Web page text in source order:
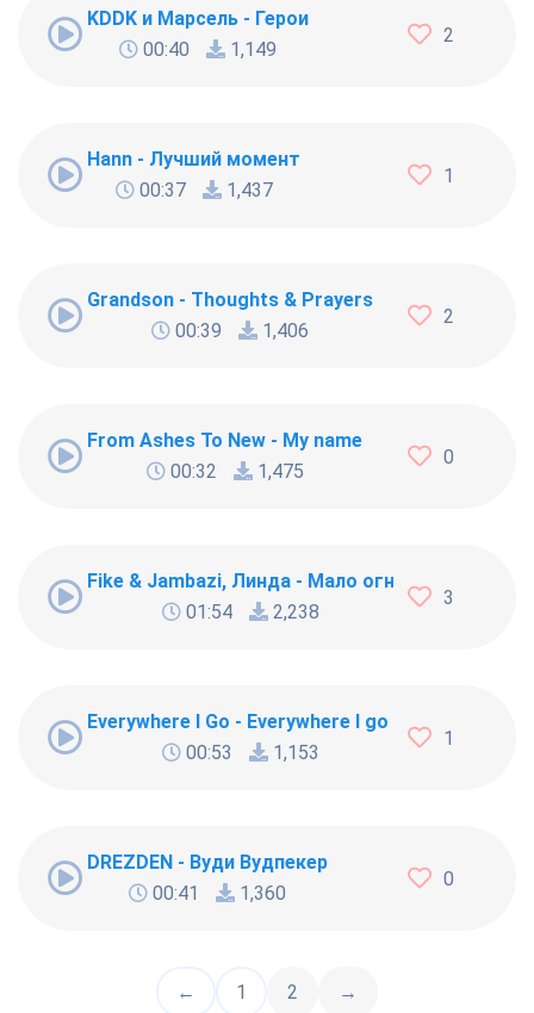
KDDK и Марсель - Герои
00:40
1,149
2
Hann - Лучший момент
00:37
1,437
1
Grandson - Thoughts & Prayers
00:39
1,406
2
From Ashes To New - My name
00:32
1,475
0
Fike & Jambazi, Линда - Мало огня
01:54
2,238
3
Everywhere I Go - Everywhere I go go Bitches
00:53
1,153
1
DREZDEN - Вуди Вудпекер
00:41
1,360
0
← 1 2 →